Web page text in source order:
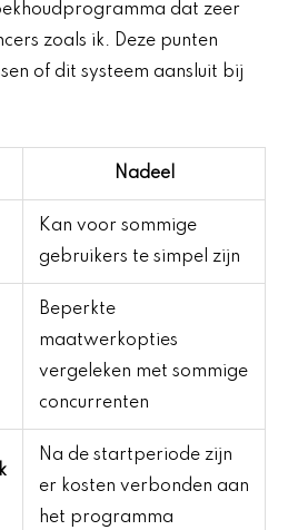
dat zeer
zoals ik. Deze punten
of dit systeem aansluit bij
Nadeel
Kan voor sommige
gebruikers te simpel zijn
Beperkte
maatwerkopties
vergeleken met sommige
concurrenten
Na de startperiode zijn
er kosten verbonden aan
het programma